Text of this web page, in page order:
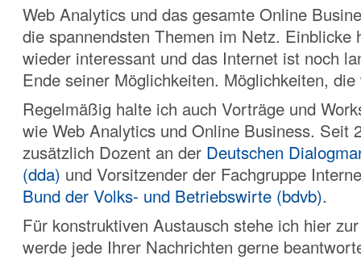
Web Analytics und das gesamte Online
die spannendsten Themen im Netz. Einblicke
wieder interessant und das Internet ist noch
Ende seiner Möglichkeiten. Möglichkeiten,
Regelmäßig halte ich auch Vorträge und
wie Web Analytics und Online Business. Seit
zusätzlich Dozent an der Deutschen
(dda) und Vorsitzender der Fachgruppe
Bund der Volks- und Betriebswirte (bdvb).
Für konstruktiven Austausch stehe ich hier
werde jede Ihrer Nachrichten gerne